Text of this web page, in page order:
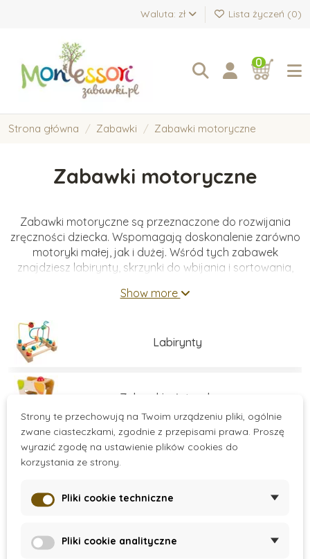
Waluta: zł Lista życzeń (0)
0
Strona główna Zabawki Zabawki motoryczne
Zabawki motoryczne
Zabawki motoryczne są przeznaczone do rozwijania
zręczności dziecka. Wspomagają doskonalenie zarówno
motoryki małej, jak i dużej. Wśród tych zabawek
znajdziesz labirynty, skrzynki do wbijania i sortowania,
Show more
Labirynty
Zabawki młoteczkowe
Sortery
Více kategorií
Strony te przechowują na Twoim urządzeniu pliki, ogólnie
zwane ciasteczkami, zgodnie z przepisami prawa. Proszę
wyrazić zgodę na ustawienie plików cookies do
korzystania ze strony.
Pliki cookie techniczne
Pliki cookie analityczne